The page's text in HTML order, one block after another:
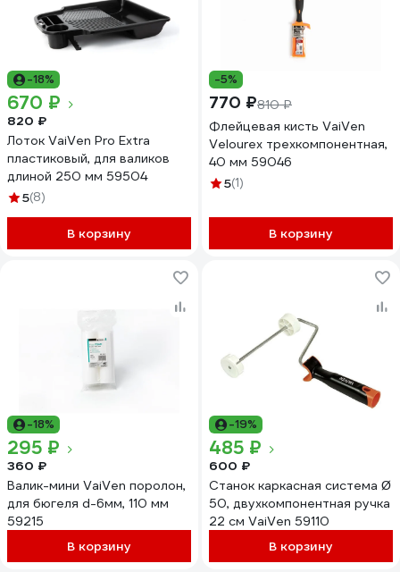
-18%
670 ₽
820 ₽
Лоток VaiVen Pro Extra
пластиковый, для валиков
длиной 250 мм 59504
5(8)
В корзину
-5%
770 ₽810 ₽
Флейцевая кисть VaiVen
Velourex трехкомпонентная,
40 мм 59046
5(1)
В корзину
-18%
295 ₽
360 ₽
Валик-мини VaiVen поролон,
для бюгеля d-6мм, 110 мм
59215
В корзину
-19%
485 ₽
600 ₽
Станок каркасная система Ø
50, двухкомпонентная ручка
22 см VaiVen 59110
В корзину